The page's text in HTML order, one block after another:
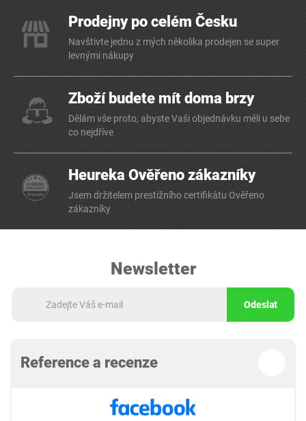
Prodejny po celém Česku
Navštivte jednu z mých několika prodejen se super
levnými nákupy
Zboží budete mít doma brzy
Dělám vše proto, abyste Vaši objednávku měli u sebe
co nejdříve
Heureka Ověřeno zákazníky
Jsem držitelem prestižního certifikátu Ověřeno
zákazníky
Newsletter
Odeslat
Reference a recenze